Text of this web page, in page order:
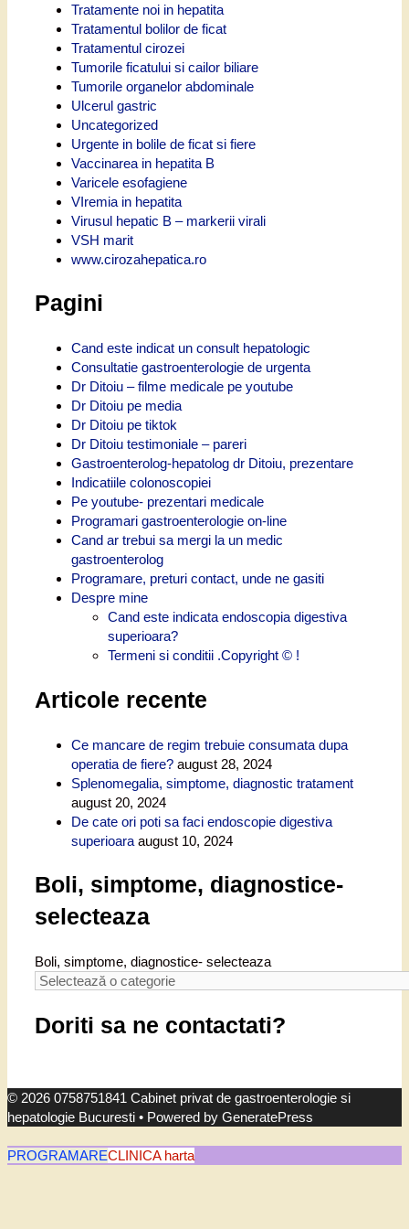
Tratamente noi in hepatita
Tratamentul bolilor de ficat
Tratamentul cirozei
Tumorile ficatului si cailor biliare
Tumorile organelor abdominale
Ulcerul gastric
Uncategorized
Urgente in bolile de ficat si fiere
Vaccinarea in hepatita B
Varicele esofagiene
VIremia in hepatita
Virusul hepatic B – markerii virali
VSH marit
www.cirozahepatica.ro
Pagini
Cand este indicat un consult hepatologic
Consultatie gastroenterologie de urgenta
Dr Ditoiu – filme medicale pe youtube
Dr Ditoiu pe media
Dr Ditoiu pe tiktok
Dr Ditoiu testimoniale – pareri
Gastroenterolog-hepatolog dr Ditoiu, prezentare
Indicatiile colonoscopiei
Pe youtube- prezentari medicale
Programari gastroenterologie on-line
Cand ar trebui sa mergi la un medic
gastroenterolog
Programare, preturi contact, unde ne gasiti
Despre mine
Cand este indicata endoscopia digestiva
superioara?
Termeni si conditii .Copyright © !
Articole recente
Ce mancare de regim trebuie consumata dupa
operatia de fiere? august 28, 2024
Splenomegalia, simptome, diagnostic tratament
august 20, 2024
De cate ori poti sa faci endoscopie digestiva
superioara august 10, 2024
Boli, simptome, diagnostice-
selecteaza
Boli, simptome, diagnostice- selecteaza
Doriti sa ne contactati?
© 2026 0758751841 Cabinet privat de gastroenterologie si
hepatologie Bucuresti • Powered by GeneratePress
PROGRAMARECLINICA harta